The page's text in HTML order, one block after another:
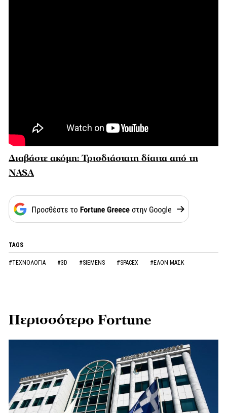
Διαβάστε ακόμη: Τρισδιάστατη δίαιτα από τη
NASA
TAGS
#ΤΕΧΝΟΛΟΓΙΑ #3D #SIEMENS #SPACEX #ΕΛΟΝ ΜΑΣΚ
Περισσότερο Fortune